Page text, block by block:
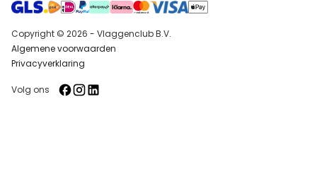
Copyright © 2026 - Vlaggenclub B.V.
Algemene voorwaarden
Privacyverklaring
Volg ons